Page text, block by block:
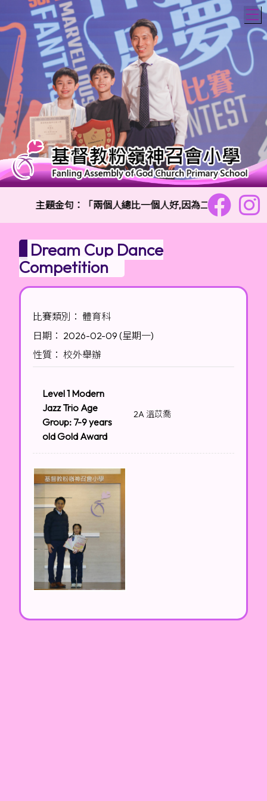
主題金句：「兩個人總比一個人好,因為二人勞碌同得
Dream Cup Dance
Competition
比賽類別： 體育科
日期： 2026-02-09 (星期一)
性質： 校外舉辦
Level 1 Modern
Jazz Trio Age
Group: 7-9 years
old Gold Award
2A 溫苡喬